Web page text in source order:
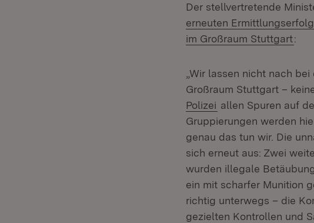
Der stellvertretende
erneuten
im Großraum Stuttgart:
„Wir lassen nicht nach
Großraum Stuttgart –
Polizei (Öffnet in neuem
allen Spuren auf
Gruppierungen werden
genau das tun wir. Die
sich erneut aus: Zwei
wurden illegale
ein mit scharfer Munition
richtig unterwegs – die
gezielten Kontrollen und